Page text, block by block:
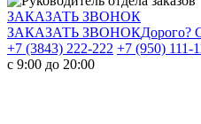
ЗАКАЗАТЬ ЗВОНОК
ЗАКАЗАТЬ ЗВОНОКДорого?
+7 (3843) 222-222 +7 (950) 111-
с 9:00 до 20:00